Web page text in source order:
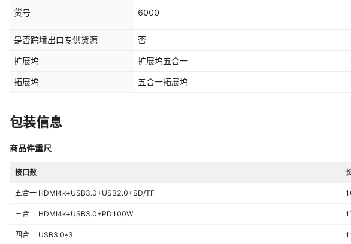
货号 6000
是否跨境出口专供货源 否
扩展坞 扩展坞五合一
拓展坞 五合一拓展坞
包装信息
商品件重尺
接口数
五合一 HDMI4k+USB3.0+USB2.0+SD/TF
三合一 HDMI4k+USB3.0+PD100W
四合一 USB3.0*3